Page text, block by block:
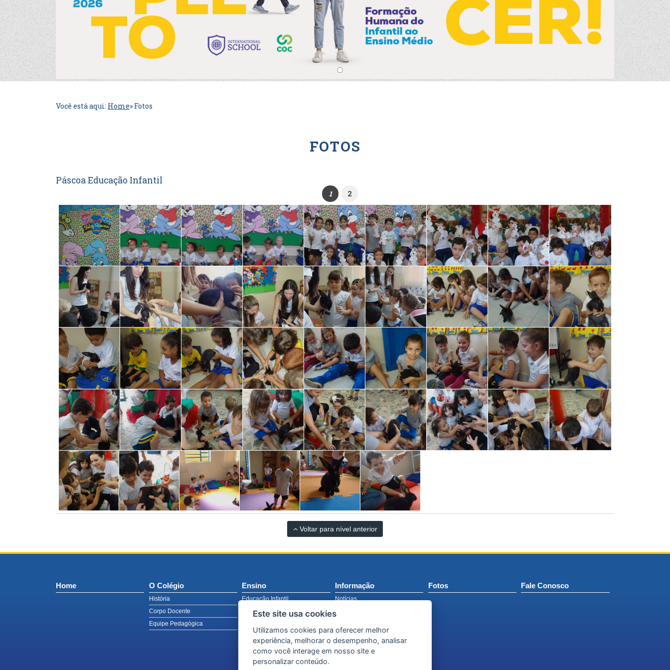
Você está aqui: Home» Fotos
FOTOS
Páscoa Educação Infantil
1 2
Voltar para nível anterior
Home O Colégio
História
Corpo Docente
Equipe Pedagógica
Ensino
Educação Infantil
Ensino Fundamental
Material Escolar 2026
Plantão de Matemática
Informação
Notícias
Avisos
Fotos Fale Conosco
Este site usa cookies
Utilizamos cookies para oferecer melhor
experiência, melhorar o desempenho, analisar
como você interage em nosso site e
personalizar conteúdo.